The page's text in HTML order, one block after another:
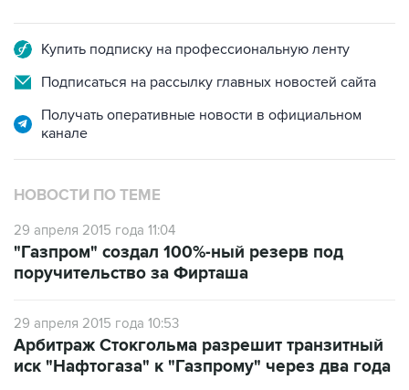
Купить подписку на профессиональную ленту
Подписаться на рассылку главных новостей сайта
Получать оперативные новости в официальном
канале
НОВОСТИ ПО ТЕМЕ
29 апреля 2015 года 11:04
"Газпром" создал 100%-ный резерв под
поручительство за Фирташа
29 апреля 2015 года 10:53
Арбитраж Стокгольма разрешит транзитный
иск "Нафтогаза" к "Газпрому" через два года